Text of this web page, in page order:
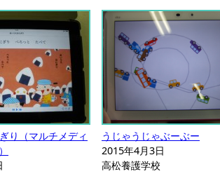
り（マルチメディ
うじゃうじゃぶーぶー
2015年4月3日
高松養護学校